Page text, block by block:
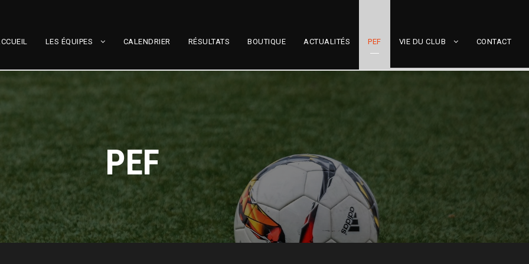
LES ÉQUIPES CALENDRIER RÉSULTATS BOUTIQUE ACTUALITÉS PEF VIE DU CLUB CONTACT
PEF